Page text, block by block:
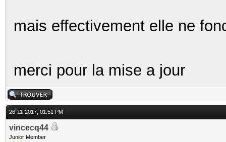
mais effectivement elle ne
merci pour la mise a jour
26-11-2017, 01:51 PM
vincecq44
Junior Member